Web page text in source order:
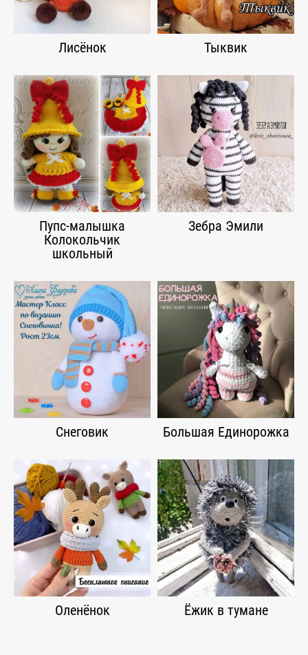
Лисёнок Тыквик
Пупс-малышка
Колокольчик
школьный
Зебра Эмили
Снеговик Большая Единорожка
Оленёнок Ёжик в тумане